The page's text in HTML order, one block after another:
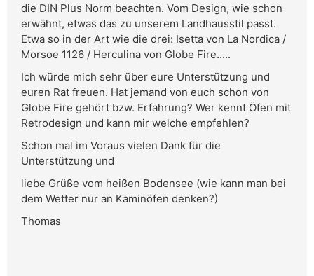
die DIN Plus Norm beachten. Vom Design, wie schon
erwähnt, etwas das zu unserem Landhausstil passt.
Etwa so in der Art wie die drei: Isetta von La Nordica /
Morsoe 1126 / Herculina von Globe Fire.....
Ich würde mich sehr über eure Unterstützung und
euren Rat freuen. Hat jemand von euch schon von
Globe Fire gehört bzw. Erfahrung? Wer kennt Öfen mit
Retrodesign und kann mir welche empfehlen?
Schon mal im Voraus vielen Dank für die
Unterstützung und
liebe Grüße vom heißen Bodensee (wie kann man bei
dem Wetter nur an Kaminöfen denken?)
Thomas